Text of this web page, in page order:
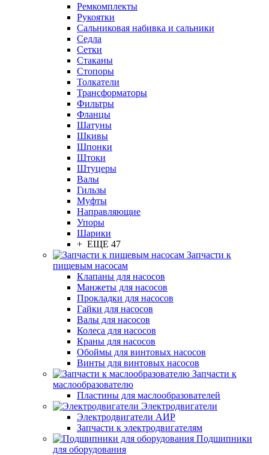
Ремкомплекты
Рукоятки
Сальниковая набивка и сальники
Седла
Сетки
Стаканы
Стопоры
Толкатели
Трансформаторы
Фильтры
Фланцы
Шатуны
Шкивы
Шпонки
Штоки
Штуцеры
Валы
Гильзы
Муфты
Направляющие
Упоры
Шарики
+ ЕЩЕ 47
Запчасти к
пищевым насосам
Клапаны для насосов
Манжеты для насосов
Прокладки для насосов
Гайки для насосов
Валы для насосов
Колеса для насосов
Краны для насосов
Обоймы для винтовых насосов
Винты для винтовых насосов
Запчасти к
маслообразователю
Пластины для маслообразователей
Электродвигатели
Электродвигатели АИР
Запчасти к электродвигателям
Подшипники
для оборудования